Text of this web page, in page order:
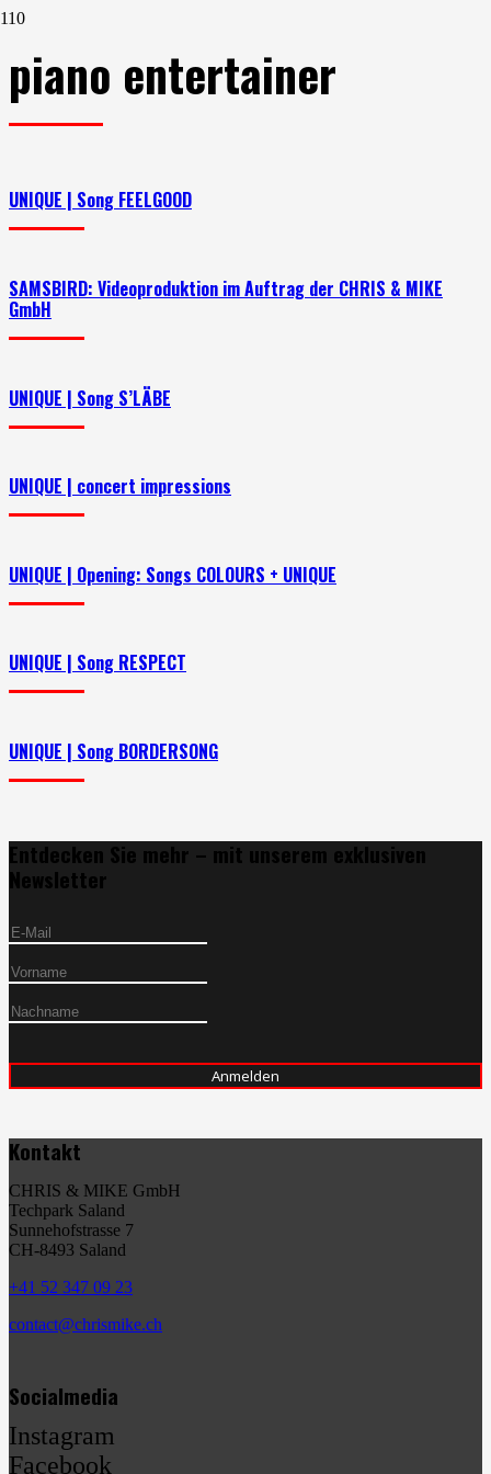
piano entertainer
UNIQUE | Song FEELGOOD
SAMSBIRD: Videoproduktion im Auftrag der CHRIS & MIKE
GmbH
UNIQUE | Song S’LÄBE
UNIQUE | concert impressions
UNIQUE | Opening: Songs COLOURS + UNIQUE
UNIQUE | Song RESPECT
UNIQUE | Song BORDERSONG
Entdecken Sie mehr – mit unserem exklusiven
Newsletter
Kontakt
CHRIS & MIKE GmbH
Techpark Saland
Sunnehofstrasse 7
CH-8493 Saland
+41 52 347 09 23
contact@chrismike.ch
Socialmedia
Instagram
Facebook